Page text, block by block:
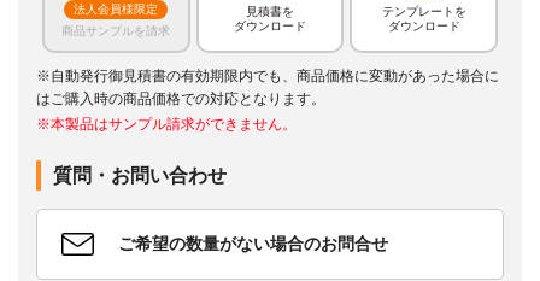
法人会員様限定
商品サンプルを請求
見積書を
ダウンロード
テンプレートを
ダウンロード
※自動発行御見積書の有効期限内でも、商品価格に変動があった場合に
はご購入時の商品価格での対応となります。
※本製品はサンプル請求ができません。
質問・お問い合わせ
ご希望の数量がない場合のお問合せ